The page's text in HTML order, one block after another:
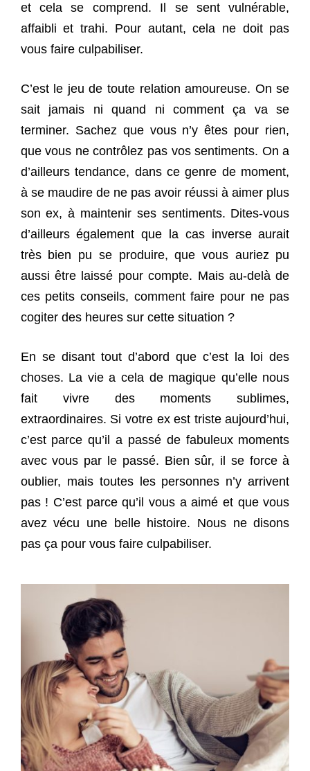
et cela se comprend. Il se sent vulnérable,
affaibli et trahi. Pour autant, cela ne doit pas
vous faire culpabiliser.
C’est le jeu de toute relation amoureuse. On se
sait jamais ni quand ni comment ça va se
terminer. Sachez que vous n’y êtes pour rien,
que vous ne contrôlez pas vos sentiments. On a
d’ailleurs tendance, dans ce genre de moment,
à se maudire de ne pas avoir réussi à aimer plus
son ex, à maintenir ses sentiments. Dites-vous
d’ailleurs également que la cas inverse aurait
très bien pu se produire, que vous auriez pu
aussi être laissé pour compte. Mais au-delà de
ces petits conseils, comment faire pour ne pas
cogiter des heures sur cette situation ?
En se disant tout d’abord que c’est la loi des
choses. La vie a cela de magique qu’elle nous
fait vivre des moments sublimes,
extraordinaires. Si votre ex est triste aujourd’hui,
c’est parce qu’il a passé de fabuleux moments
avec vous par le passé. Bien sûr, il se force à
oublier, mais toutes les personnes n’y arrivent
pas ! C’est parce qu’il vous a aimé et que vous
avez vécu une belle histoire. Nous ne disons
pas ça pour vous faire culpabiliser.